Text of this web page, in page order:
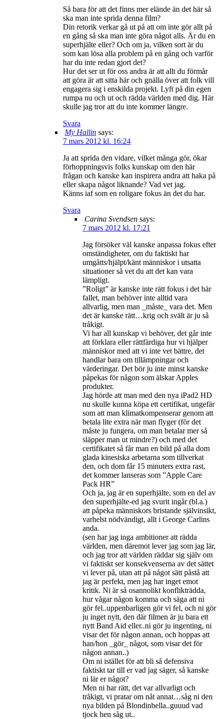
Så bara för att det finns mer elände än det här så
ska man inte sprida denna film?
Din retorik verkar gå ut på att om inte gör allt på
en gång så ska man inte göra något alls. Är du en
superhjälte eller? Och om ja, vilken sort är du
som kan lösa alla problem på en gång och varför
har du inte redan gjort det?
Hur det ser ut för oss andra är att allt du förmår
att göra är att sitta här och gnälla över att folk vill
engagera sig i enskilda projekt. Lyft på din egen
rumpa nu och ut och rädda världen med dig. Här
skulle jag tror att du inte kommer längre.
Svara
My Hallin says:
7 mars 2012 kl. 16:24
Ja att sprida den vidare, vilket många gör, ökar
förhoppningsvis folks kunskap om den här
frågan och kanske kan inspirera andra att haka på
eller skapa något liknande? Vad vet jag.
Känns iaf som en roligare fokus än det du har.
Svara
Carina Svendsen says:
7 mars 2012 kl. 17:21
Jag försöker väl kanske anpassa fokus efter
omständigheter, om du faktiskt har
umgåtts/hjälpt/känt människor i utsatta
situationer så vet du att det kan vara
lämpligt.
”Roligt” är kanske inte rätt fokus i det här
fallet, man behöver inte alltid vara
allvarlig, men man _måste_ vara det. Men
det är kanske rätt…krig och svält är ju så
tråkigt.
Vi har all kunskap vi behöver, det går inte
att förklara eller rättfärdiga hur vi hjälper
människor med att vi inte vet bättre, det
handlar bara om tillämpningar och
värderingar. Det bör ju inte minst kanske
påpekas för någon som älskar Apples
produkter.
Jag hörde att man med den nya iPad2 HD
nu skulle kunna köpa ett certifikat, ungefär
som att man klimatkompenserar genom att
betala lite extra när man flyger (för det
måste ju fungera, om man betalar mer så
släpper man ut mindre?) och med det
certifikatet så får man en bild på alla dom
glada kinesiska arbetarna som tillverkat
den, och dom får 15 minuters extra rast,
det kommer lanseras som ”Apple Care
Pack HR”
Och ja, jag är en superhjälte, som en del av
den superhjälte-ed jag svurit ingår (bl.a.)
att påpeka människors bristande självinsikt,
varhelst nödvändigt, allt i George Carlins
anda.
(sen har jag inga ambitioner att rädda
världen, men däremot lever jag som jag lär,
och jag tror att världen räddar sig själv om
vi faktiskt ser konsekvenserna av det sättet
vi lever på, utan att på något sätt påstå att
jag är perfekt, men jag har inget emot
kritik. Ni är så osannolikt konflikträdda,
hur vågar någon komma och säga att ni
gör fel..uppenbarligen gör vi fel, och ni gör
ju inget nytt, den där filmen är ju bara ett
nytt Band Aid eller..ni gör ju ingenting, ni
visar det för någon annan, och hoppas att
han/hon _gör_ något, som visar det för
någon annan..)
Om ni istället för att bli så defensiva
faktiskt tar till er vad jag säger, så kanske
ni lär er något?
Men ni har rätt, det var allvarligt och
tråkigt, vi pratar om nåt annat…såg ni den
nya bilden på Blondinbella..guuud vad
tjock hen såg ut..